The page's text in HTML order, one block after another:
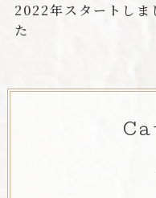
2022年スタートしま
た